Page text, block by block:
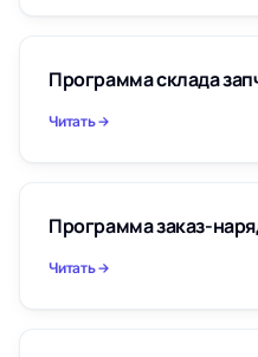
Программа склада
Читать
Программа заказ-
Читать